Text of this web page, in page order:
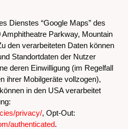
Dienstes “Google Maps” des
Parkway, Mountain
den verarbeiteten Daten können
Standortdaten der Nutzer
deren Einwilligung (im Regelfall
ihrer Mobilgeräte vollzogen),
in den USA verarbeitet
privacy/, Opt-Out:
authenticated.